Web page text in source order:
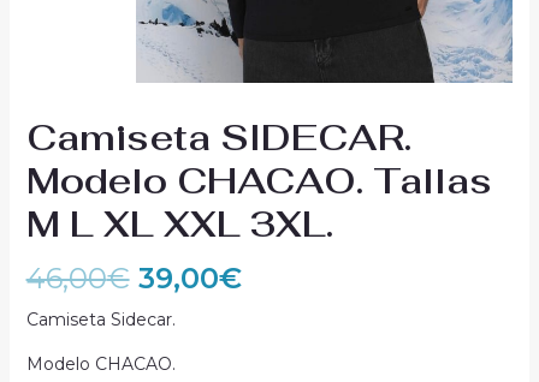
Camiseta SIDECAR.
Modelo CHACAO. Tallas
M L XL XXL 3XL.
46,00€ 39,00€
Camiseta Sidecar.
Modelo CHACAO.